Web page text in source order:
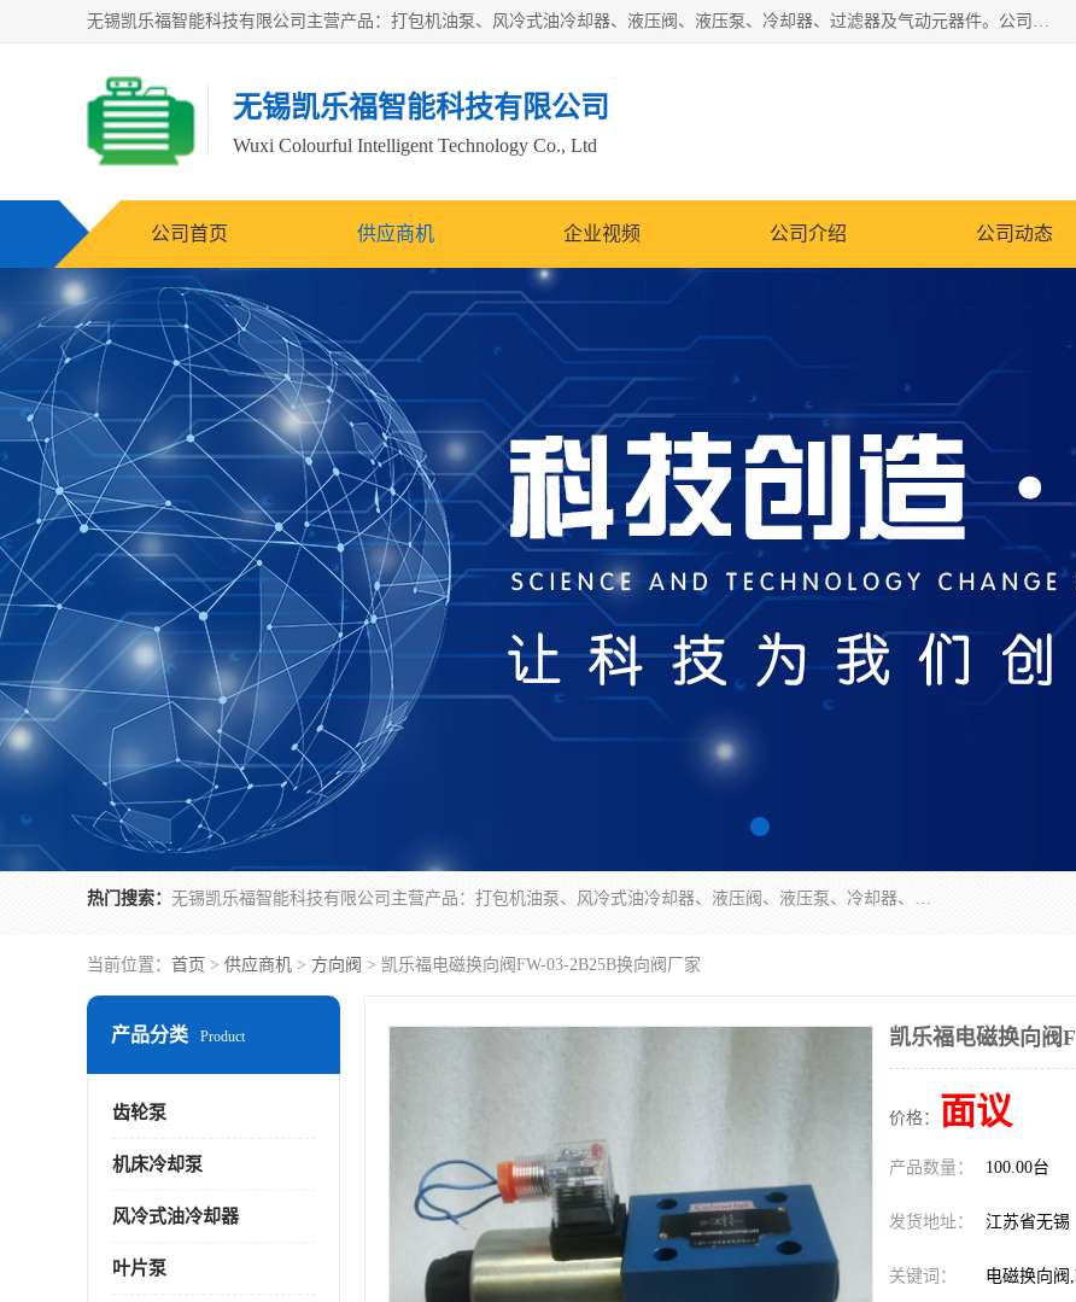
无锡凯乐福智能科技有限公司主营产品：打包机油泵、风冷式油冷却器、液压阀、液压泵、冷却器、过滤器及气动元器件。公司主导生产齿轮泵、齿轮马达、液压阀等产品。共计100多个系列、3000余种规格。覆盖了液压系统的动力元件、控制元件和执行元件，具备较强的成套供货、服务能力。
无锡凯乐福智能科技有限公司
Wuxi Colourful Intelligent Technology Co., Ltd
公司首页 供应商机 企业视频 公司介绍 公司动态
热门搜索： 无锡凯乐福智能科技有限公司主营产品：打包机油泵、风冷式油冷却器、液压阀、液压泵、冷却器、过滤器及气动元器件。公司主导生产齿轮泵、齿轮马达、液压阀等产品。共计100多个系列、3000余种规格。覆盖了液压系统的动力元件、控制元件和执行元件，具备较强的成套供货、服务能力。
当前位置： 首页 > 供应商机 > 方向阀 > 凯乐福电磁换向阀FW-03-2B25B换向阀厂家
产品分类 Product
齿轮泵
机床冷却泵
风冷式油冷却器
叶片泵
凯乐福电磁换向阀
价格： 面议
产品数量： 100.00台
发货地址： 江苏省无锡
关键词： 电磁换向阀